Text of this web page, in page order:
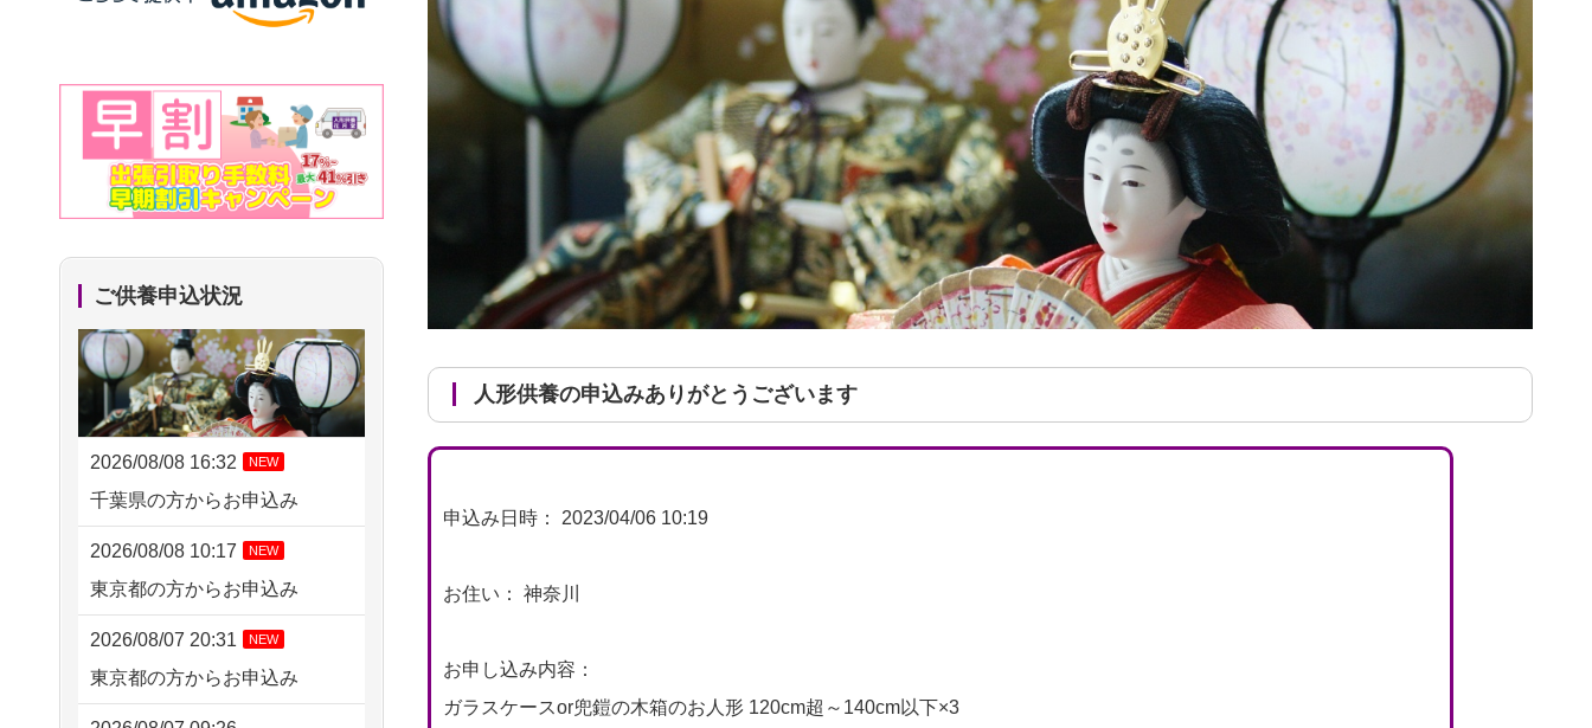
人形供養の申込みありがとうございます
申込み日時： 2023/04/06 10:19
お住い： 神奈川
お申し込み内容：
ガラスケースor兜鎧の木箱のお人形 120cm超～140cm以下×3
ご供養申込状況
2026/08/08 16:32 NEW
千葉県の方からお申込み
2026/08/08 10:17 NEW
東京都の方からお申込み
2026/08/07 20:31 NEW
東京都の方からお申込み